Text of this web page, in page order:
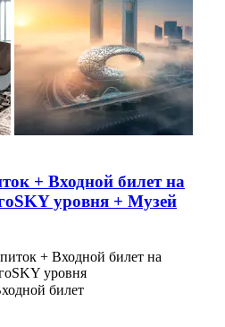
+ Входной билет на
уровня + Музей
+ Входной билет на
уровня
билет